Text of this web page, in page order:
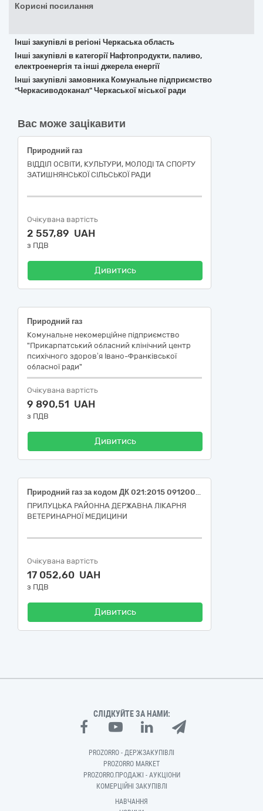
Корисні посилання
Інші закупівлі в регіоні Черкаська область
Інші закупівлі в категорії Нафтопродукти, паливо,
електроенергія та інші джерела енергії
Інші закупівлі замовника Комунальне підприємство
"Черкасиводоканал" Черкаської міської ради
Вас може зацікавити
Природний газ
ВІДДІЛ ОСВІТИ, КУЛЬТУРИ, МОЛОДІ ТА СПОРТУ
ЗАТИШНЯНСЬКОЇ СІЛЬСЬКОЇ РАДИ
Очікувана вартість
2 557,89 UAH
з ПДВ
Дивитись
Природний газ
Комунальне некомерційне підприємство
"Прикарпатський обласний клінічний центр
психічного здоров’я Івано-Франківської
обласної ради"
Очікувана вартість
9 890,51 UAH
з ПДВ
Дивитись
Природний газ за кодом ДК 021:2015 09120000-6 – Газове паливо
ПРИЛУЦЬКА РАЙОННА ДЕРЖАВНА ЛІКАРНЯ
ВЕТЕРИНАРНОЇ МЕДИЦИНИ
Очікувана вартість
17 052,60 UAH
з ПДВ
Дивитись
СЛІДКУЙТЕ ЗА НАМИ:
PROZORRO - ДЕРЖЗАКУПІВЛІ
PROZORRO MARKET
PROZORRO.ПРОДАЖІ - АУКЦІОНИ
КОМЕРЦІЙНІ ЗАКУПІВЛІ
НАВЧАННЯ